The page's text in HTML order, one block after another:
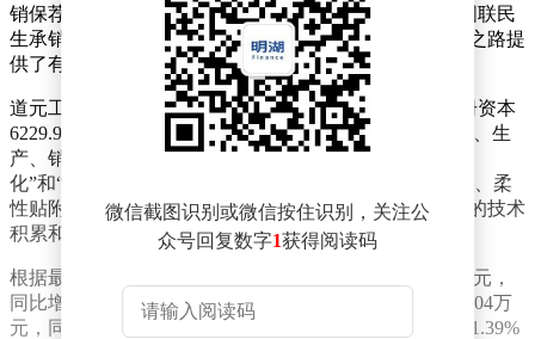
销保荐继续履行。自2024年1月8日至2026年3月31日，国联民
生承销保荐共开展了九期辅导工作，为道元工业的上市之路提
供了有力支持。
道元工业成立于2004年4月，法定代表人为王全林，注册资本
6229.94万元。公司专注于工业自动化设备的设计、研发、生
产、销售及相关技术服务，产品主要聚焦于“产线自动
化”和“仓储自动化”两大领域，涵盖智能检测、精密组装、柔
性贴附、自动包装及仓储应用等多个产品线。凭借多年的技术
积累和市场拓展，道元工业在行业内树立了良好的口碑。
根据最新财务数据，2025年道元工业实现营业收入7.9亿元，
同比增长14.28%；归属于挂牌公司股东的净利润为7568.04万
元，同比增长1.02%；毛利率为34.69%，较上年同期的41.39%
微信截图识别或微信按住识别，关注公
众号回复数字1获得阅读码